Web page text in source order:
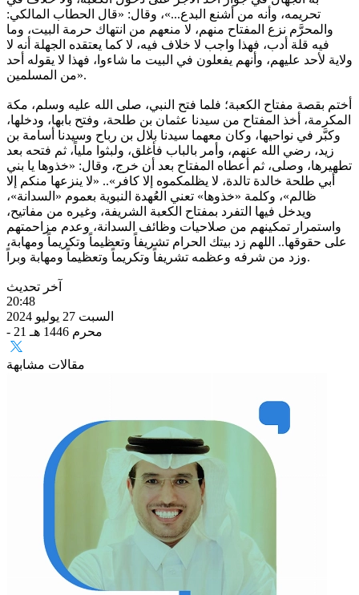
تحريمه، وأنه من أشنع البدع...»، وقال: «قال الحطاب المالكي:
والمحرَّم نزع المفتاح منهم، لا منعهم من انتهاك حرمة البيت، وما
فيه قلة أدب، فهذا واجب لا خلاف فيه، لا كما يعتقده الجهلة أنه لا
ولاية لأحد عليهم، وأنهم يفعلون في البيت ما شاءوا، فهذا لا يقوله أحد
من المسلمين».
أختم بقصة مفتاح الكعبة؛ فلما فتح النبي، صلى الله عليه وسلم، مكة
المكرمة، أخذ المفتاح من سيدنا عثمان بن طلحة، وفتح بابها، ودخلها،
وكبَّر في نواحيها، وكان معهما سيدنا بلال بن رباح وسيدنا أسامة بن
زيد، رضي الله عنهم، وأمر بالباب فأغلق، ولبثوا ملياً، ثم فتحه بعد
تطهيرها، وصلى، ثم أعطاه المفتاح بعد أن خرج، وقال: «خذوها يا بني
أبي طلحة خالدة تالدة، لا يظلمكموه إلا كافر».. «لا ينزعها منكم إلا
ظالم»، وكلمة «خذوها» تعني العُهدة النبوية بعموم «السدانة»،
ويدخل فيها التفرد بمفتاح الكعبة الشريفة، وغيره من مفاتيح،
واستمرار تمكينهم من صلاحيات وظائف السدانة، وعدم مزاحمتهم
على حقوقها.. اللهم زد بيتك الحرام تشريفاً وتعظيماً وتكريماً ومهابة،
وزد من شرفه وعظمه تشريفاً وتكريماً وتعظيماً ومهابة وبراً.
آخر تحديث
20:48
السبت 27 يوليو 2024
- 21 محرم 1446 هـ
مقالات مشابهة